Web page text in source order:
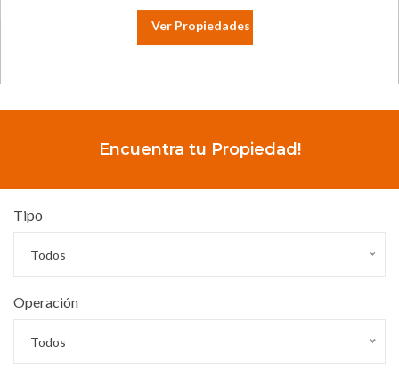
Ver Propiedades
Encuentra tu Propiedad!
Tipo
Todos
Operación
Todos